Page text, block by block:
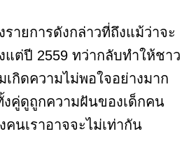
ายการดังกล่าวที่ถึงแม้ว่าจะ
แต่ปี 2559 ทว่ากลับทำให้ชาว
กิดความไม่พอใจอย่างมาก
งคู่ดูถูกความฝันของเด็กคน
นเราอาจจะไม่เท่ากัน